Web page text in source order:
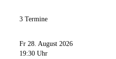
3 Termine
Fr 28. August 2026
19:30 Uhr